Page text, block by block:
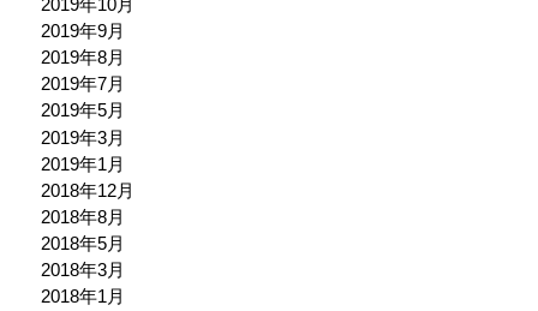
2019年10月
2019年9月
2019年8月
2019年7月
2019年5月
2019年3月
2019年1月
2018年12月
2018年8月
2018年5月
2018年3月
2018年1月